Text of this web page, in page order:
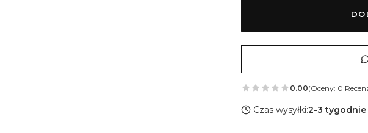
0.00(Oceny: 0
Czas wysyłki:2-3 tygodnie